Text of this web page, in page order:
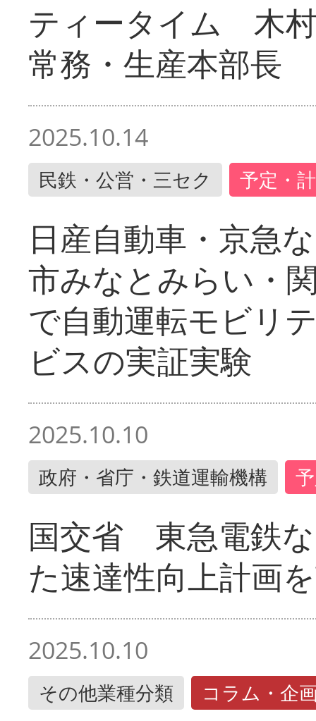
ティータイム 木
常務・生産本部長
2025.10.14
民鉄・公営・三セク 予定・
日産自動車・京急
市みなとみらい・
で自動運転モビリ
ビスの実証実験
2025.10.10
政府・省庁・鉄道運輸機構
国交省 東急電鉄
た速達性向上計画
2025.10.10
その他業種分類 コラム・企